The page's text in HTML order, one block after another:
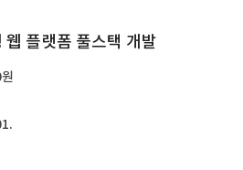
플랫폼 풀스택 개발